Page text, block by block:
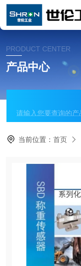
PRODUCT CENTER
产品中心
当前位置：首页